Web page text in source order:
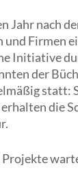
Jahr nach
Firmen
Initiative
der
statt:
die